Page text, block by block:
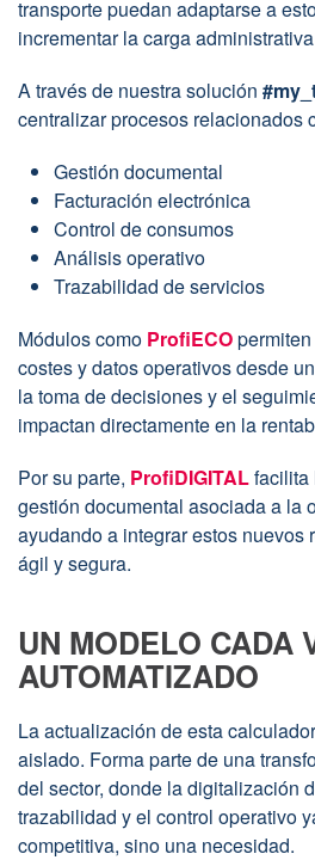
transporte puedan adaptarse a
incrementar la carga
A través de nuestra solución
centralizar procesos relacionados
Gestión documental
Facturación electrónica
Control de consumos
Análisis operativo
Trazabilidad de servicios
Módulos como ProfiECO
costes y datos operativos desde
la toma de decisiones y el
impactan directamente en la
Por su parte, ProfiDIGITALfacilita
gestión documental asociada a la
ayudando a integrar estos nuevos
ágil y segura.
UN MODELO CADA
AUTOMATIZADO
La actualización de esta
aislado. Forma parte de una
del sector, donde la digitalización
trazabilidad y el control operativo
competitiva, sino una necesidad.